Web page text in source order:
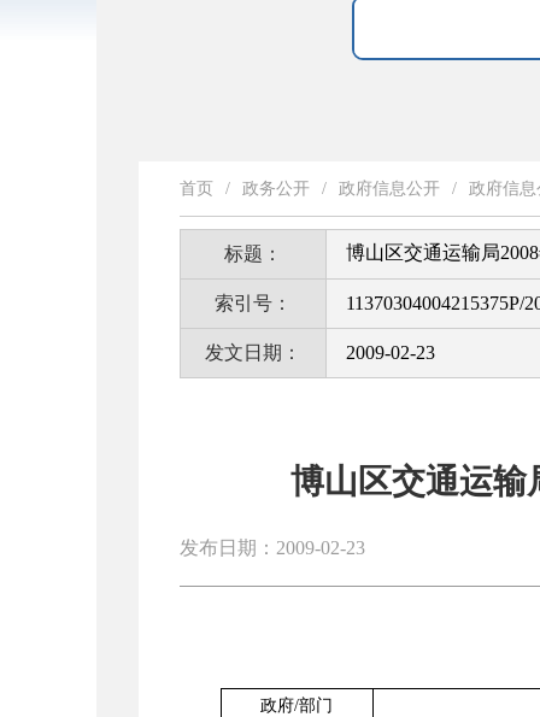
首页 / 政务公开 / 政府信息公开 / 政府信
标题： 博山区交通运输局
索引号： 11370304004215375P/
发文日期： 2009-02-23
博山区交通运输
发布日期：2009-02-23
政府/部门